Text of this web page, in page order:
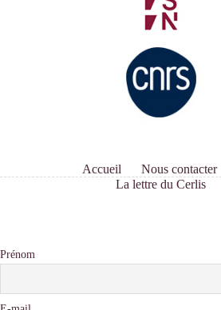
Accueil Nous contacter
La lettre du Cerlis
Prénom